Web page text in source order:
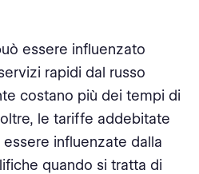
essere influenzato
rapidi dal russo
costano più dei tempi di
le tariffe addebitate
influenzate dalla
quando si tratta di